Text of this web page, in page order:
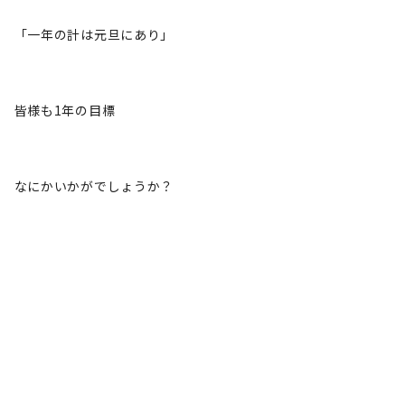
「一年の計は元旦にあり」
皆様も1年の目標
なにかいかがでしょうか？